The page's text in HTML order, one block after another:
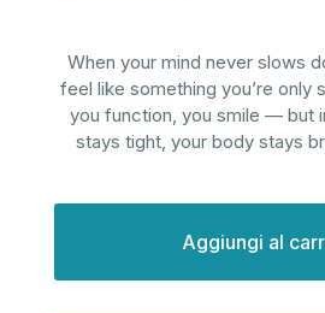
When your mind never slows
feel like something you’re only
you function, you smile — but
stays tight, your body stays